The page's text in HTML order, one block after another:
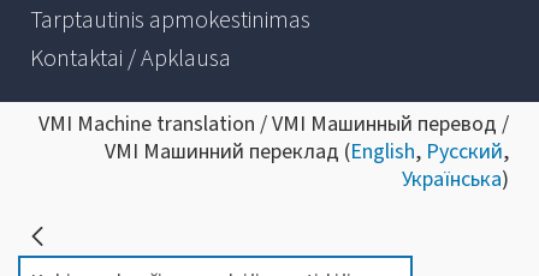
Tarptautinis apmokestinimas
Kontaktai / Apklausa
VMI Machine translation / VMI Машинный перевод /
VMI Машинний переклад (English, Русский,
Українська)